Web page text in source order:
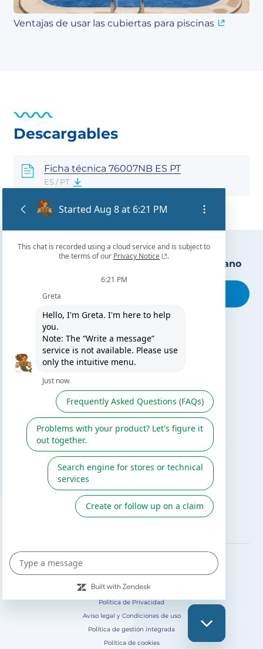
Ventajas de usar las cubiertas para piscinas
Descargables
Ficha técnica 76007NB ES PT
ES / PT
Encuentra nuestro distribuidor más cercano
TE PUEDE INTERESAR
El blog de Gre
Servicio de postventa
Catálogo Gre / Zodiac
SÍGUENOS EN
Política de Privacidad
Aviso legal y Condiciones de uso
Política de gestión integrada
Política de cookies